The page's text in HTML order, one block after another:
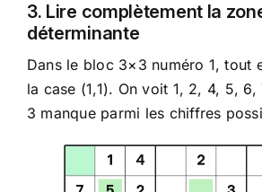
3. Lire complètement la
déterminante
Dans le bloc 3×3 numéro 1, tout
la case (1,1). On voit 1, 2, 4, 5,
3 manque parmi les chiffres